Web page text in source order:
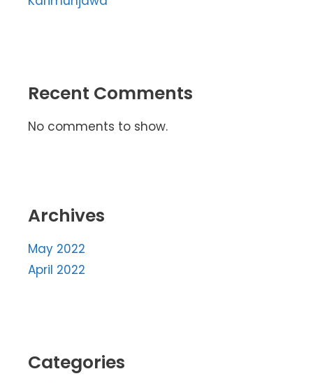
Recent Comments
No comments to show.
Archives
May 2022
April 2022
Categories